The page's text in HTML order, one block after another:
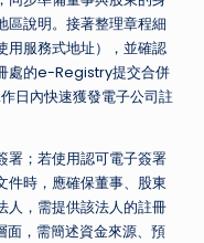
區說明。接著整理章程細
用服務式地址），並確認
處的e-Registry提交合併
日內快速獲發電子公司註
署；若使用認可電子簽署
件時，應確保董事、股東
人，需提供該法人的註冊
面，需簡述資金來源、預